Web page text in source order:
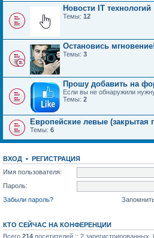
Новости IT технологий
Темы: 12
Остановись мгновение!
Темы: 3
Прошу добавить на
Если вы не обнаружили
Темы: 2
Европейские левые (закрытая
Темы: 6
ВХОД • РЕГИСТРАЦИЯ
Имя пользователя:
Пароль:
Забыли пароль?
КТО СЕЙЧАС НА КОНФЕРЕНЦИИ
Всего 214 посетителей :: 2